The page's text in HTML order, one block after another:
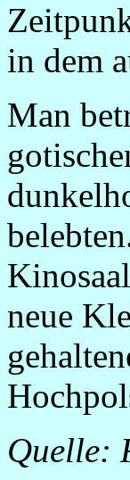
in dem
Man
neue
Quelle: